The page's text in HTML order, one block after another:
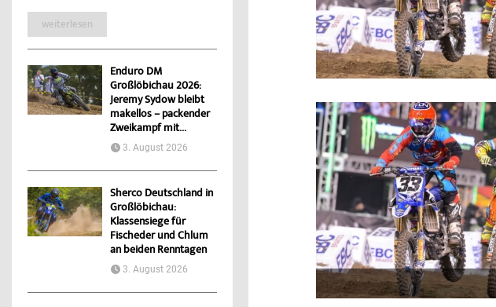
weiterlesen
Enduro DM
Großlöbichau 2026:
Jeremy Sydow bleibt
makellos – packender
Zweikampf mit...
3. August 2026
Sherco Deutschland in
Großlöbichau:
Klassensiege für
Fischeder und Chlum
an beiden Renntagen
3. August 2026